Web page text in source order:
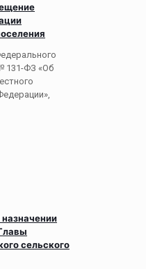
131-ФЗ «Об
сельского